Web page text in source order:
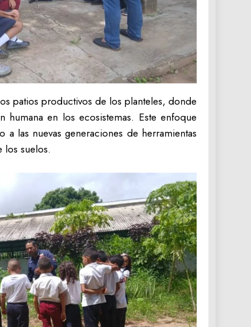
patios productivos de los planteles, donde
en los ecosistemas. Este enfoque
las nuevas generaciones de herramientas
los suelos.